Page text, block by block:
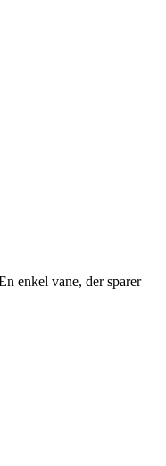
enkel vane, der sparer